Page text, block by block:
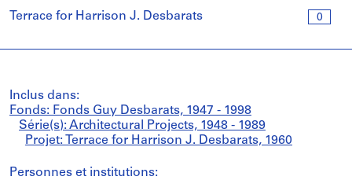
0
Terrace for Harrison J. Desbarats
Inclus dans:
Fonds: Fonds Guy Desbarats, 1947 - 1998
Série(s): Architectural Projects, 1948 - 1989
Projet: Terrace for Harrison J. Desbarats, 1960
Personnes et institutions: